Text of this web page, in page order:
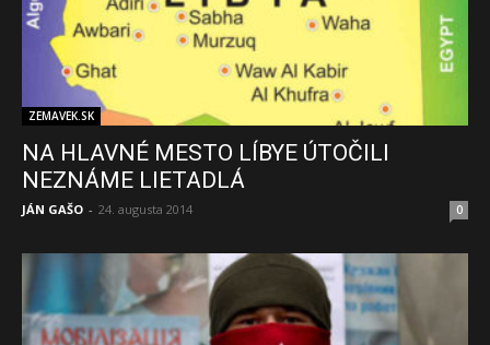
ZEMAVEK.SK
NA HLAVNÉ MESTO LÍBYE ÚTOČILI
NEZNÁME LIETADLÁ
JÁN GAŠO - 24. augusta 2014 0